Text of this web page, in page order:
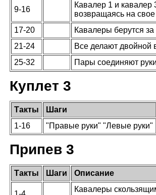
9-16
Кавалер 1 и
возвращаясь на
17-20
Кавалеры берутся
21-24
Все делают двойной
25-32
Пары соединяют
Куплет 3
Такты
Шаги
1-16
"Правые руки" "Левые руки"
Припев 3
Такты Шаги Описание
Кавалеры